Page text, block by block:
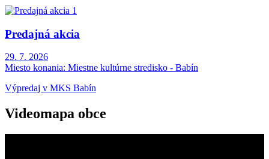
Predajná akcia
29. 7. 2026
Miesto konania: Miestne kultúrne stredisko - Babín
Výpredaj v MKS Babín
Videomapa obce